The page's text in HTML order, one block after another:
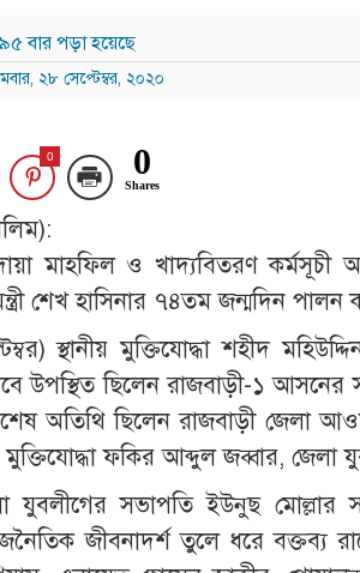
বার পড়া হয়েছে
২৮ সেপ্টেম্বর, ২০২০
0 0
Shares
মাহফিল ও খাদ্যবিতরণ কর্মসূচী
শেখ হাসিনার ৭৪তম জন্মদিন
স্থানীয় মুক্তিযোদ্ধা শহীদ
উপস্থিত ছিলেন রাজবাড়ী-১ আসনের
অতিথি ছিলেন রাজবাড়ী জেলা
মুক্তিযোদ্ধা ফকির আব্দুল জব্বার,
যুবলীগের সভাপতি ইউনুছ মোল্লার
জীবনাদর্শ তুলে ধরে বক্তব্য